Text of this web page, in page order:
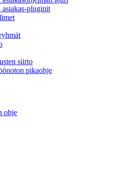
asiakas-pluginit
siirto
pikaohje
ohje